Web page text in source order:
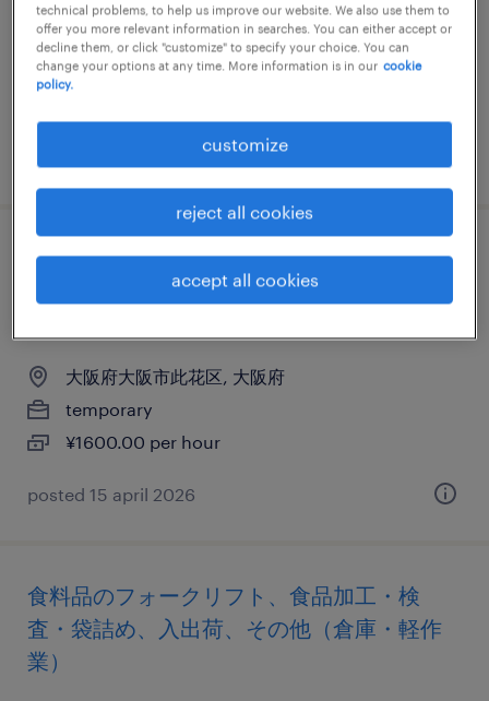
大阪府大阪市此花区, 大阪府
temporary
¥1450.00 per hour
posted 30 march 2026
物流・ロジスティクスのフォークリフト、
仕分け・ピッキング・梱包、入出荷、その
大阪府大阪市此花区, 大阪府
temporary
¥1600.00 per hour
posted 15 april 2026
食料品のフォークリフト、食品加工・検
査・袋詰め、入出荷、その他（倉庫・軽作
業）
technical problems, to help us improve our website. We also use them to
offer you more relevant information in searches. You can either accept or
decline them, or click "customize" to specify your choice. You can
change your options at any time. More information is in our cookie
policy.
customize
reject all cookies
accept all cookies